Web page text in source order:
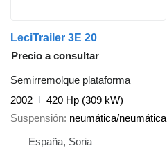
LeciTrailer 3E 20
Precio a consultar
Semirremolque plataforma
2002
420 Hp (309 kW)
Suspensión neumática/neumática
España, Soria